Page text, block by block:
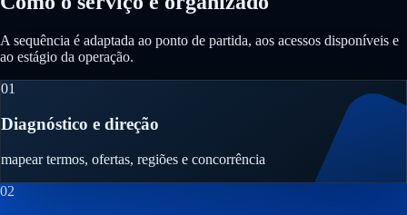
A sequência é adaptada ao ponto de partida, aos acessos disponíveis e
ao estágio da operação.
01
Diagnóstico e direção
mapear termos, ofertas, regiões e concorrência
02